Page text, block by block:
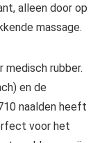
alleen door op
massage.
medisch rubber.
en de
naalden heeft
voor het